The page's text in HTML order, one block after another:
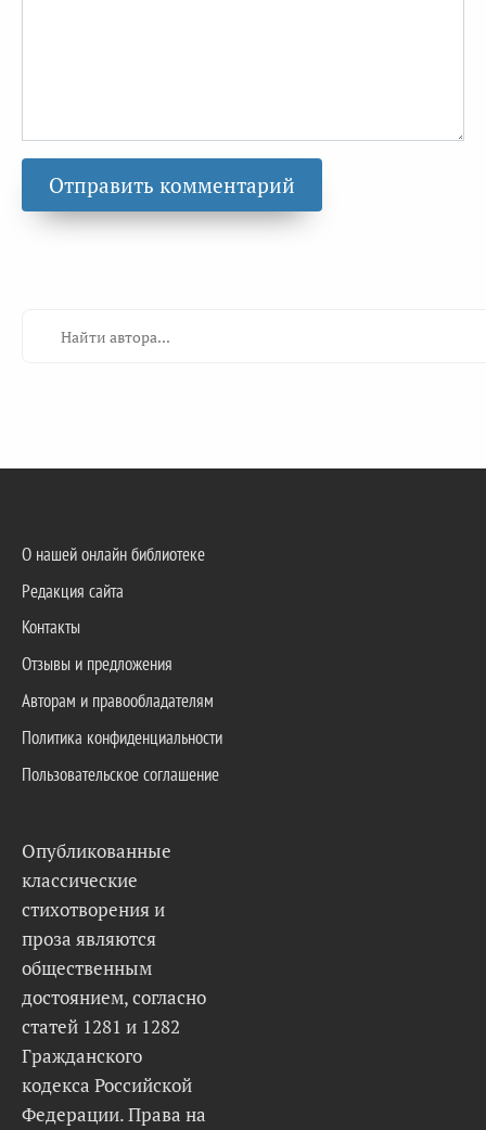
О нашей онлайн библиотеке
Редакция сайта
Контакты
Отзывы и предложения
Авторам и правообладателям
Политика конфиденциальности
Пользовательское соглашение
Опубликованные
классические
стихотворения и
проза являются
общественным
достоянием, согласно
статей 1281 и 1282
Гражданского
кодекса Российской
Федерации. Права на